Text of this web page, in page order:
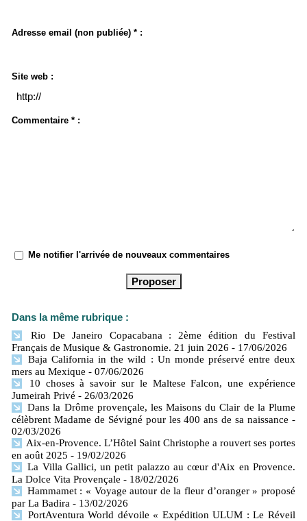
Adresse email (non publiée) * :
Site web :
Commentaire * :
Me notifier l'arrivée de nouveaux commentaires
Dans la même rubrique :
Rio De Janeiro Copacabana : 2ème édition du Festival
Français de Musique & Gastronomie. 21 juin 2026 - 17/06/2026
Baja California in the wild : Un monde préservé entre deux
mers​ au Mexique - 07/06/2026
10 choses à savoir sur le Maltese Falcon, une expérience
Jumeirah Privé - 26/03/2026
Dans la Drôme provençale, les Maisons du Clair de la Plume
célèbrent Madame de Sévigné pour les 400 ans de sa naissance -
02/03/2026
Aix-en-Provence. L’Hôtel Saint Christophe a rouvert ses portes
en août 2025 - 19/02/2026
La Villa Gallici, un petit palazzo au cœur d'Aix en Provence.
La Dolce Vita Provençale - 18/02/2026
Hammamet : « Voyage autour de la fleur d’oranger » proposé
par La Badira - 13/02/2026
PortAventura World dévoile « Expédition ULUM : Le Réveil